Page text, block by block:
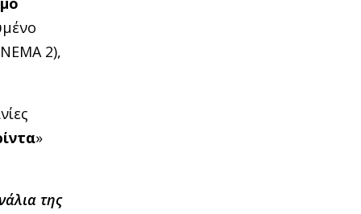
2),
»
της